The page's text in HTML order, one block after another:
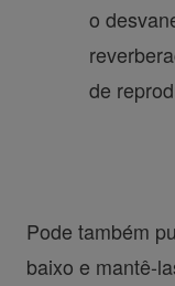
o
de
Pode também
baixo e mantê-